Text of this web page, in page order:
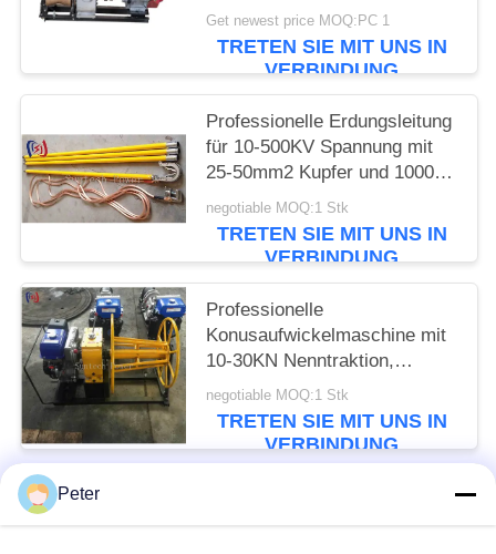
Get newest price MOQ:PC 1
TRETEN SIE MIT UNS IN
VERBINDUNG
Professionelle Erdungsleitung
für 10-500KV Spannung mit
25-50mm2 Kupfer und 1000-
5500mm Gesamtlänge für
sichere elektrische Erdung
negotiable MOQ:1 Stk
TRETEN SIE MIT UNS IN
VERBINDUNG
Professionelle
Konusaufwickelmaschine mit
10-30KN Nenntraktion,
Benzinbetrieben für effizientes
Kabelwickeln und -lagern
negotiable MOQ:1 Stk
TRETEN SIE MIT UNS IN
VERBINDUNG
Beliebte Kategorien
Peter